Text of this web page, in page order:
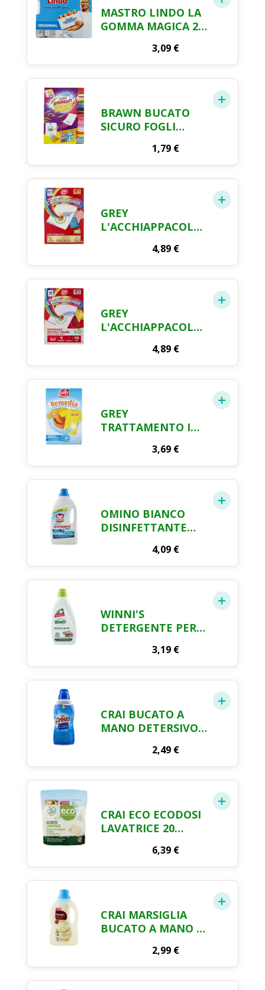
FRAGRANZA FIORI
BIANCHI CON
PERLE DI PROFUMO
BIODEGRADABILI
1250 ML
MASTRO LINDO LA
GOMMA MAGICA 2
3,09 €
BRAWN BUCATO
SICURO FOGLI
1,79 €
GREY
L'ACCHIAPPACOLORE
4,89 €
GREY
L'ACCHIAPPACOLORE
RAVVIVA I COLORI
18 FOGLI
4,89 €
GREY
TRATTAMENTO IN
RIMEDIARE AGLI
ERRORI DI BUCATO,
200G
3,69 €
OMINO BIANCO
DISINFETTANTE
MULTIUSO - 900 ML
4,09 €
WINNI'S
DETERGENTE PER
20 LAVAGGI, 750ML
3,19 €
CRAI BUCATO A
MANO DETERSIVO
2,49 €
CRAI ECO ECODOSI
LAVATRICE 20
6,39 €
CRAI MARSIGLIA
BUCATO A MANO E
2,99 €